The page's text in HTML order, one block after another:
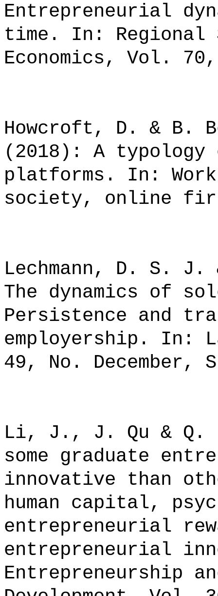
Entrepreneurial
time. In: Regional
Economics, Vol.
Howcroft, D. & B.
(2018): A typology
platforms. In:
society, online
Lechmann, D. S. J.
The dynamics of
Persistence and
employership. In:
49, No. December,
Li, J., J. Qu & Q.
some graduate
innovative than
human capital,
entrepreneurial
entrepreneurial
Entrepreneurship